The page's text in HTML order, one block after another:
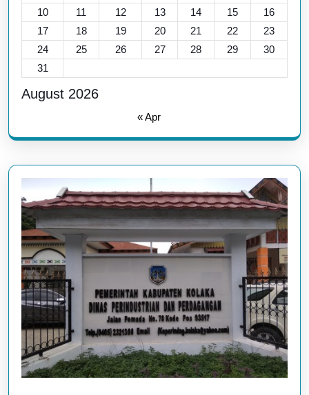
August 2026
10
11 12 13 14 15
16
17
18 19 20 21 22
23
24
25 26 27 28 29
30
31
« Apr